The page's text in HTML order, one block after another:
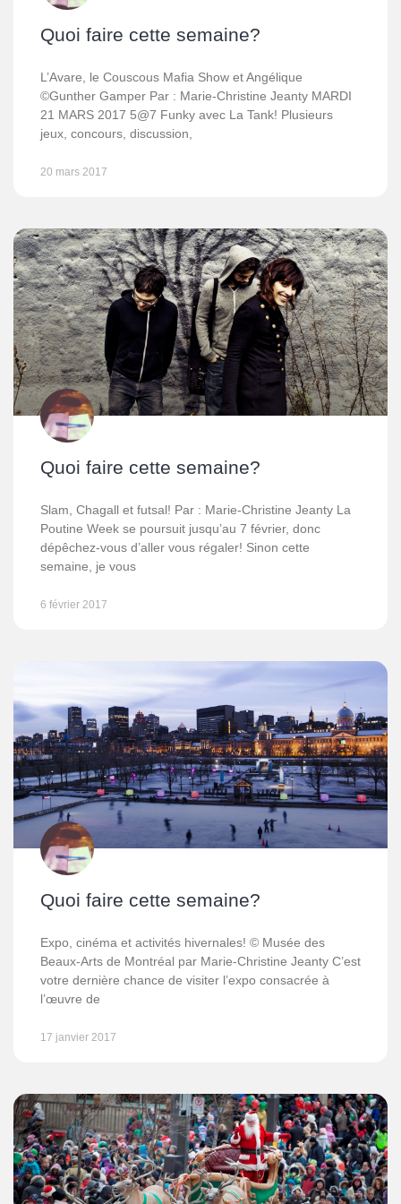
Quoi faire cette semaine?
L’Avare, le Couscous Mafia Show et Angélique
©Gunther Gamper Par : Marie-Christine Jeanty MARDI
21 MARS 2017 5@7 Funky avec La Tank! Plusieurs
jeux, concours, discussion,
20 mars 2017
Quoi faire cette semaine?
Slam, Chagall et futsal! Par : Marie-Christine Jeanty La
Poutine Week se poursuit jusqu’au 7 février, donc
dépêchez-vous d’aller vous régaler! Sinon cette
semaine, je vous
6 février 2017
Quoi faire cette semaine?
Expo, cinéma et activités hivernales! © Musée des
Beaux-Arts de Montréal par Marie-Christine Jeanty C’est
votre dernière chance de visiter l’expo consacrée à
l’œuvre de
17 janvier 2017